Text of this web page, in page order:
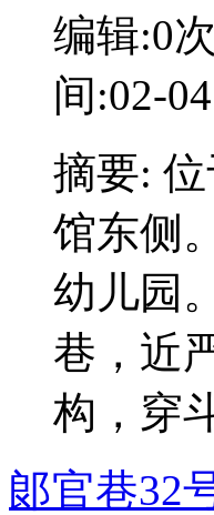
编辑:0
间:02-
摘要:
馆东侧
幼儿园
巷，近
构，穿
郞官巷32